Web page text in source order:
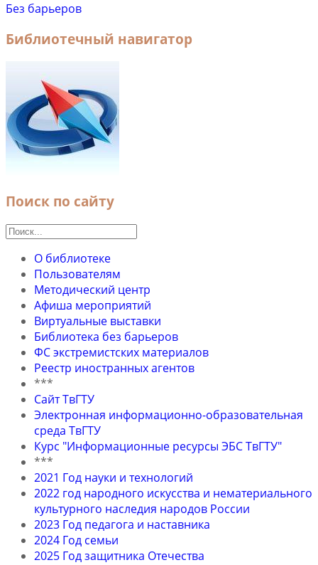
Без барьеров
Библиотечный навигатор
Поиск по сайту
О библиотеке
Пользователям
Методический центр
Афиша мероприятий
Виртуальные выставки
Библиотека без барьеров
ФС экстремистских материалов
Реестр иностранных агентов
***
Сайт ТвГТУ
Электронная информационно-образовательная
среда ТвГТУ
Курс "Информационные ресурсы ЭБС ТвГТУ"
***
2021 Год науки и технологий
2022 год народного искусства и нематериального
культурного наследия народов России
2023 Год педагога и наставника
2024 Год семьи
2025 Год защитника Отечества